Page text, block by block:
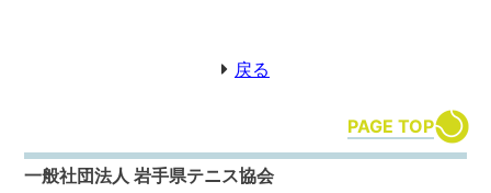
戻る
PAGE TOP
一般社団法人 岩手県テニス協会